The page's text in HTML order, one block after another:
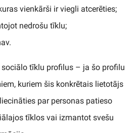
vienkārši ir viegli atcerēties;
nedrošu tīklu;
tīklu profilus – ja šo profilu
kuriem šis konkrētais lietotājs
par personas patieso
tīklos vai izmantot svešu